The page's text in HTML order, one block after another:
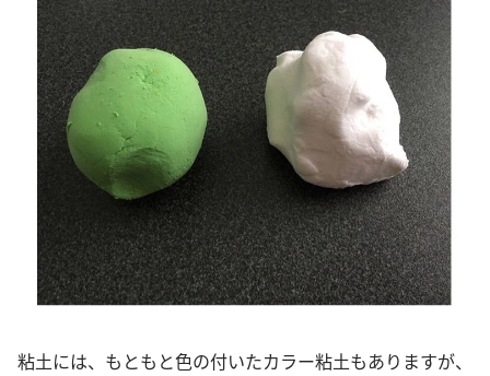
粘土には、もともと色の付いたカラー粘土もありますが、